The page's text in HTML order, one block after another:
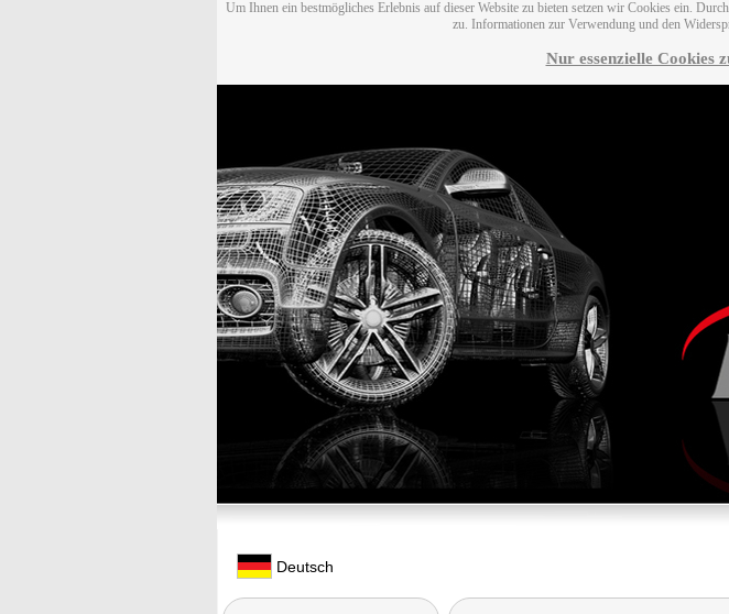
Um Ihnen ein bestmögliches Erlebnis auf dieser Website zu bieten setzen wir Cookies ein.
zu. Informationen zur Verwendung und den
Nur essenzielle Cookies
Deutsch